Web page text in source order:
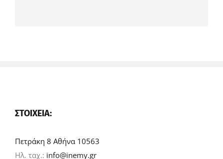
ΣΤΟΙΧΕΊΑ:
Πετράκη 8 Αθήνα 10563
Ηλ. ταχ.: info@inemy.gr